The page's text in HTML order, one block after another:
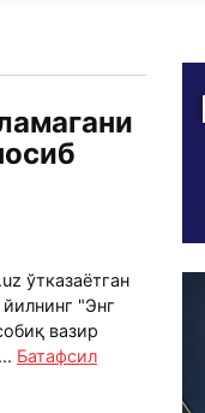
ўтказаётган
"Энг
вазир
Батафсил